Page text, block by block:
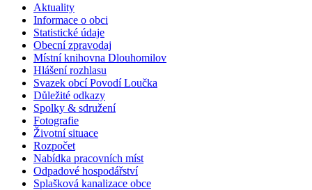
Aktuality
Informace o obci
Statistické údaje
Obecní zpravodaj
Místní knihovna Dlouhomilov
Hlášení rozhlasu
Svazek obcí Povodí Loučka
Důležité odkazy
Spolky & sdružení
Fotografie
Životní situace
Rozpočet
Nabídka pracovních míst
Odpadové hospodářství
Splašková kanalizace obce